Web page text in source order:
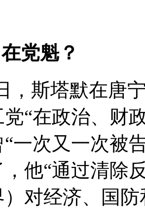
党魁？
，斯塔默在唐
“在政治、财
一次又一次被
他“通过清除
）对经济、国